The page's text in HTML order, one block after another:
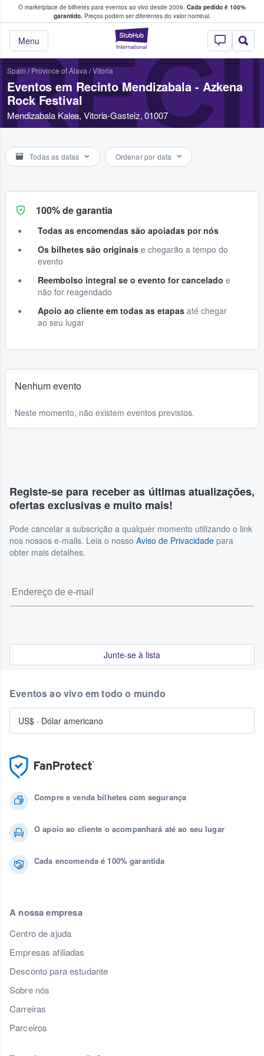
O marketplace de bilhetes para eventos ao vivo desde 2009. Cada pedido é 100%
garantido.Preços podem ser diferentes do valor nominal.
StubHub – onde
Menu
fãs compram e vendem bilhetes
Spain/Province of Álava /Vitoria
Eventos em Recinto Mendizabala - Azkena
Rock Festival
Mendizabala Kalea, Vitoria-Gasteiz, 01007
Todas as datas Ordenar por data
100% de garantia
Todas as encomendas são apoiadas por nós
Os bilhetes são originais e chegarão a tempo do
evento
Reembolso integral se o evento for cancelado e
não for reagendado
Apoio ao cliente em todas as etapas até chegar
ao seu lugar
Nenhum evento
Neste momento, não existem eventos previstos.
Registe-se para receber as últimas atualizações,
ofertas exclusivas e muito mais!
Pode cancelar a subscrição a qualquer momento utilizando o link
nos nossos e-mails. Leia o nosso Aviso de Privacidade para
obter mais detalhes.
Junte-se à lista
Compre e venda bilhetes com segurança
O apoio ao cliente o acompanhará até ao seu lugar
Cada encomenda é 100% garantida
A nossa empresa
Centro de ajuda
Empresas afiliadas
Desconto para estudante
Sobre nós
Carreiras
Parceiros
Eventos ao vivo em todo o mundo
US$ · Dólar americano